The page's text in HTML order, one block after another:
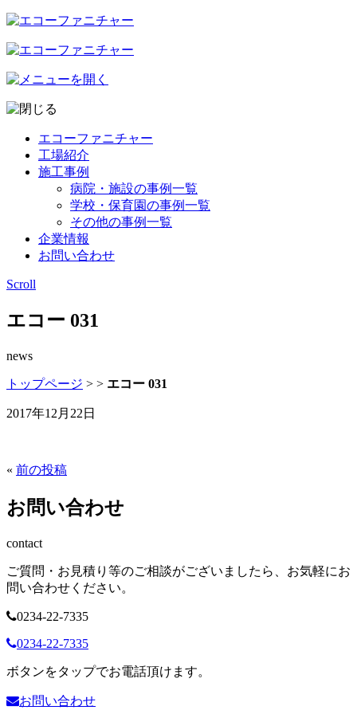
エコーファニチャー
工場紹介
施工事例
病院・施設の事例一覧
学校・保育園の事例一覧
その他の事例一覧
企業情報
お問い合わせ
Scroll
エコー 031
news
トップページ > > エコー 031
2017年12月22日
« 前の投稿
お問い合わせ
contact
ご質問・お見積り等のご相談がございましたら、お気軽にお
問い合わせください。
0234-22-7335
0234-22-7335
ボタンをタップでお電話頂けます。
お問い合わせ